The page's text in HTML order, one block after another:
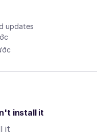
updates
install it
it